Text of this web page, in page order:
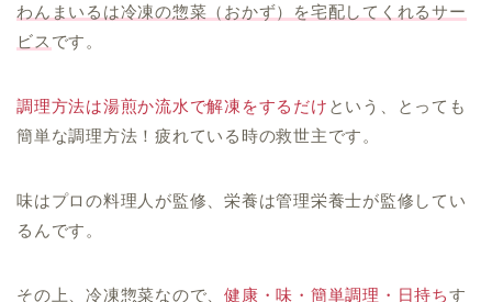
わんまいるは冷凍の惣菜（おかず）を宅配してくれるサー
ビス です。
調理方法は湯煎か流水で解凍をするだけ という、とっても
簡単な調理方法！疲れている時の救世主です。
味はプロの料理人が監修、栄養は管理栄養士が監修してい
るんです。
その上、冷凍惣菜なので、健康・味・簡単調理・日持ちす